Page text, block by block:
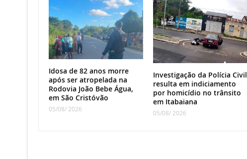
Idosa de 82 anos morre
após ser atropelada na
Rodovia João Bebe Água,
em São Cristóvão
05/08/ 2026
Investigação da Polícia Civil
resulta em indiciamento
por homicídio no trânsito
em Itabaiana
05/08/ 2026